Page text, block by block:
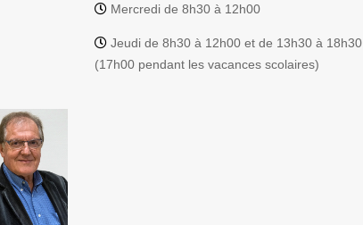
Mercredi de 8h30 à 12h00
Jeudi de 8h30 à 12h00 et de 13h30 à 18h30
(17h00 pendant les vacances scolaires)